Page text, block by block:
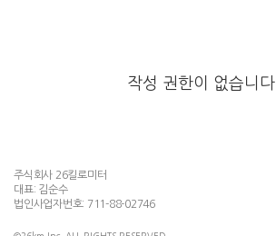
작성 권한이 없습니다.
주식회사 26킬로미터
대표: 김순수
법인사업자번호: 711-88-02746